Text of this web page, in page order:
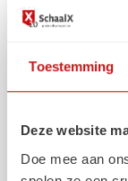
Toestemming
Deze website
Doe mee aan